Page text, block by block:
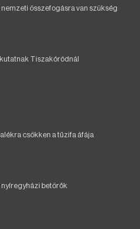
összefogásra van szükség
Tiszakóródnál
csökken a tűzifa áfája
nyíregyházi betörők